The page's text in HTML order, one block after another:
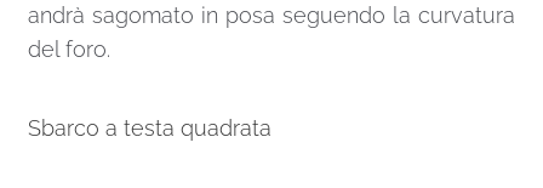
andrà sagomato in posa seguendo la curvatura
del foro.
Sbarco a testa quadrata